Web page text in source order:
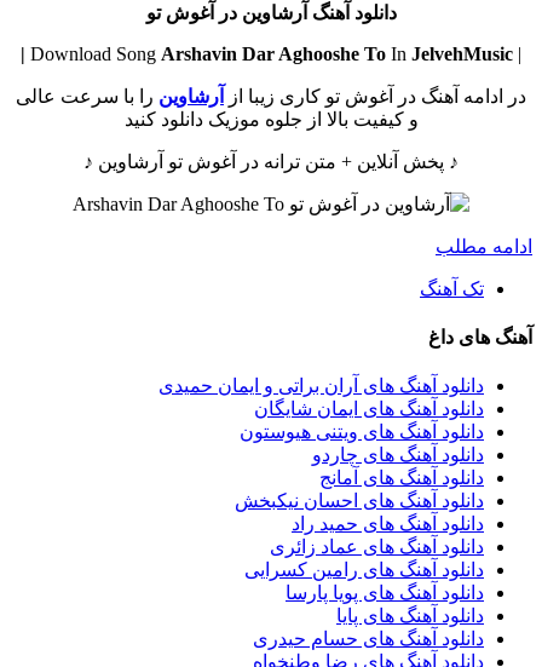
دانلود آهنگ آرشاوین در آغوش تو
| Download Song
Arshavin Dar Aghooshe To In JelvehMusic |
در ادامه آهنگ در آغوش تو کاری زیبا از آرشاوین را با سرعت عالی
و کیفیت بالا از جلوه موزیک دانلود کنید
♪ پخش آنلاین + متن ترانه در آغوش تو آرشاوین ♪
ادامه مطلب
تک آهنگ
آهنگ های داغ
دانلود آهنگ های آران براتی و ایمان حمیدی
دانلود آهنگ های ایمان شایگان
دانلود آهنگ های ویتنی هیوستون
دانلود آهنگ های چاردو
دانلود آهنگ های آمانج
دانلود آهنگ های احسان نیکبخش
دانلود آهنگ های حمید راد
دانلود آهنگ های عماد زائری
دانلود آهنگ های رامین کسرایی
دانلود آهنگ های پویا پارسا
دانلود آهنگ های پایا
دانلود آهنگ های حسام حیدری
دانلود آهنگ های رضا وطنخواه